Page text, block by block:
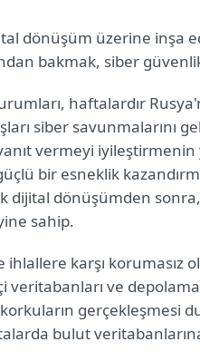
dönüşüm üzerine inşa
bakmak, siber
haftalardır
siber savunmalarını
vermeyi iyileştirmenin
bir esneklik
dijital dönüşümden
sahip.
ihlallere karşı
veritabanları ve
gerçekleşmesi
bulut